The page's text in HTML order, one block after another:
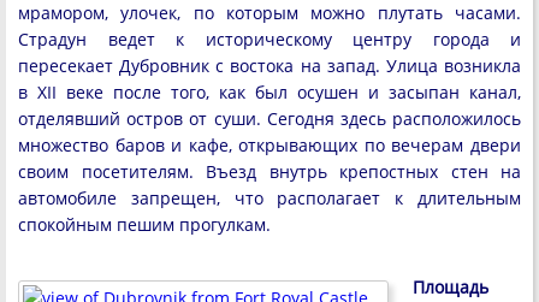
мрамором, улочек, по которым можно плутать часами.
Страдун ведет к историческому центру города и
пересекает Дубровник с востока на запад. Улица возникла
в XII веке после того, как был осушен и засыпан канал,
отделявший остров от суши. Сегодня здесь расположилось
множество баров и кафе, открывающих по вечерам двери
своим посетителям. Въезд внутрь крепостных стен на
автомобиле запрещен, что располагает к длительным
спокойным пешим прогулкам.
Площадь